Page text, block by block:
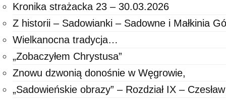
Kronika strażacka 23 – 30.03.2026
Z historii – Sadowianki – Sadowne i Małkinia
Wielkanocna tradycja…
„Zobaczyłem Chrystusa”
Znowu dzwonią donośnie w Węgrowie,
„Sadowieńskie obrazy” – Rozdział IX –